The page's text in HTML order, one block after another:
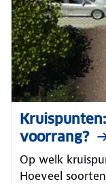
voorrang?
Op welk
Hoeveel